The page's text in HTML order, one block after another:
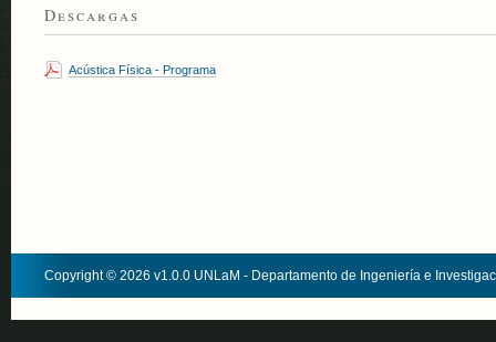
Descargas
Acústica Física - Programa
Copyright © 2026 v1.0.0 UNLaM - Departamento de Ingeniería e